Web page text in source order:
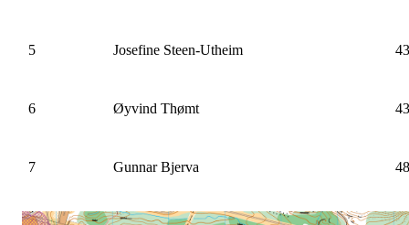
5 Josefine Steen-Utheim
6 Øyvind Thømt
7 Gunnar Bjerva